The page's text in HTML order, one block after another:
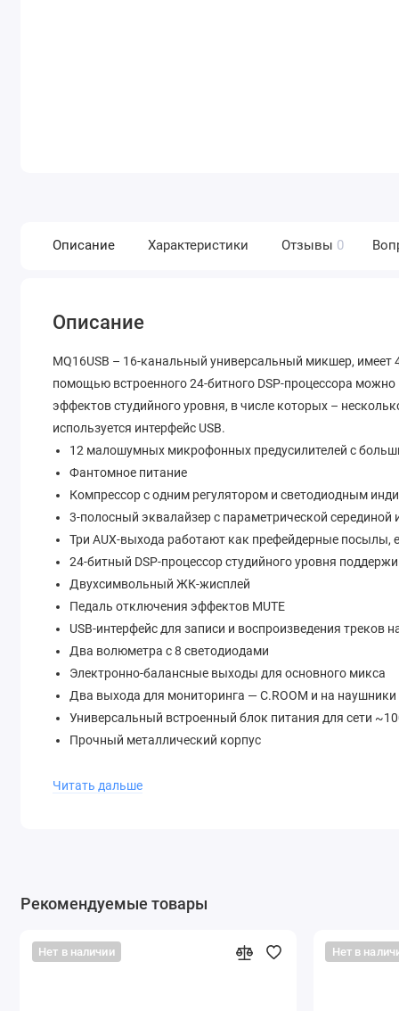
Описание Характеристики Отзывы 0
Описание
MQ16USB – 16-канальный универсальный микшер,
помощью встроенного 24-битного DSP-процессора
эффектов студийного уровня, в числе которых –
используется интерфейс USB.
12 малошумных микрофонных предусилителей с
Фантомное питание
Компрессор с одним регулятором и светодиодным
3-полосный эквалайзер с параметрической серединой
Три AUX-выхода работают как префейдерные посылы,
24-битный DSP-процессор студийного уровня
Двухсимвольный ЖК-жисплей
Педаль отключения эффектов MUTE
USB-интерфейс для записи и воспроизведения треков
Два волюметра с 8 светодиодами
Электронно-балансные выходы для основного микса
Два выхода для мониторинга — C.ROOM и на наушники
Универсальный встроенный блок питания для сети
Прочный металлический корпус
Читать дальше
Рекомендуемые товары
Нет в наличии Нет в